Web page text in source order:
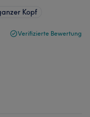
Kopf
Verifizierte Bewertung